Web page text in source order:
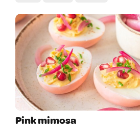
Pink mimosa